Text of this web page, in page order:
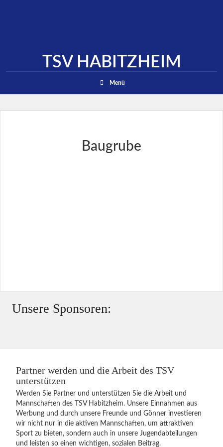
TSV HABITZHEIM
Menü
Baugrube
Unsere Sponsoren:
Partner werden und die Arbeit des TSV
unterstützen
Werden Sie Partner und unterstützen Sie die Arbeit und
Mannschaften des TSV Habitzheim. Unsere Einnahmen aus
Werbung und durch unsere Freunde und Gönner investieren
wir nicht nur in die aktiven Mannschaften, um attraktiven
Sport zu bieten, sondern auch in unsere Jugendabteilungen
und leisten so einen wichtigen, sozialen Beitrag.